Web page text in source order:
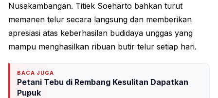
Nusakambangan. Titiek Soeharto bahkan turut
memanen telur secara langsung dan memberikan
apresiasi atas keberhasilan budidaya unggas yang
mampu menghasilkan ribuan butir telur setiap hari.
BACA JUGA
Petani Tebu di Rembang Kesulitan Dapatkan
Pupuk